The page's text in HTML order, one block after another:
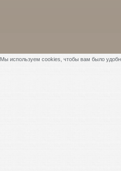
Мы используем cookies, чтобы вам было